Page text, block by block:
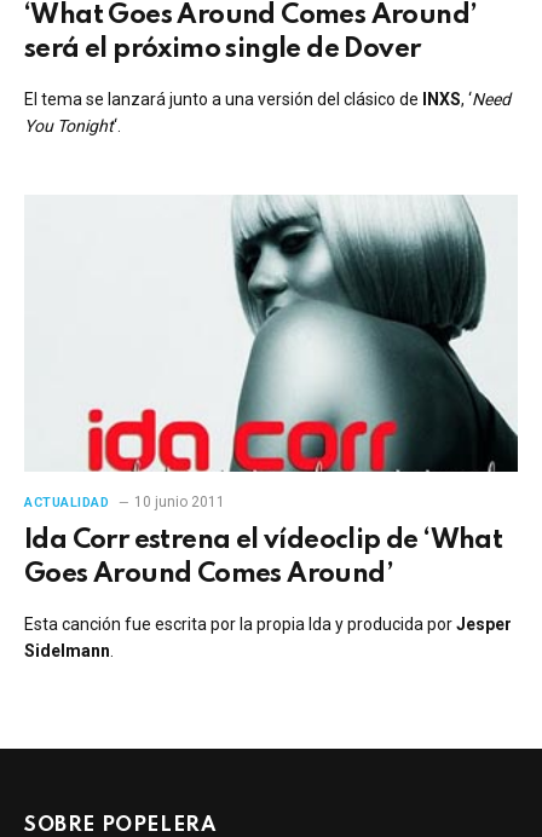
‘What Goes Around Comes Around’
será el próximo single de Dover
El tema se lanzará junto a una versión del clásico de INXS, ‘Need
You Tonight‘.
ACTUALIDAD 10 junio 2011
Ida Corr estrena el vídeoclip de ‘What
Goes Around Comes Around’
Esta canción fue escrita por la propia Ida y producida porJesper
Sidelmann
SOBRE POPELERA